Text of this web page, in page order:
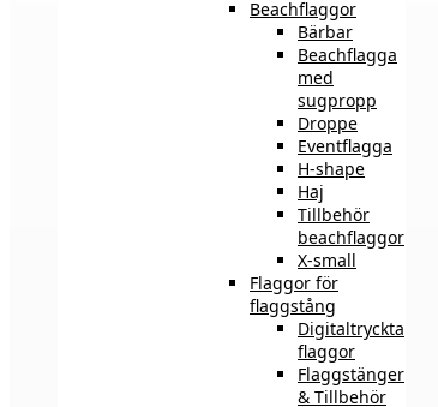
Beachflaggor
Bärbar
Beachflagga
med
sugpropp
Droppe
Eventflagga
H-shape
Haj
Tillbehör
beachflaggor
X-small
Flaggor för
flaggstång
Digitaltryckta
flaggor
Flaggstänger
& Tillbehör